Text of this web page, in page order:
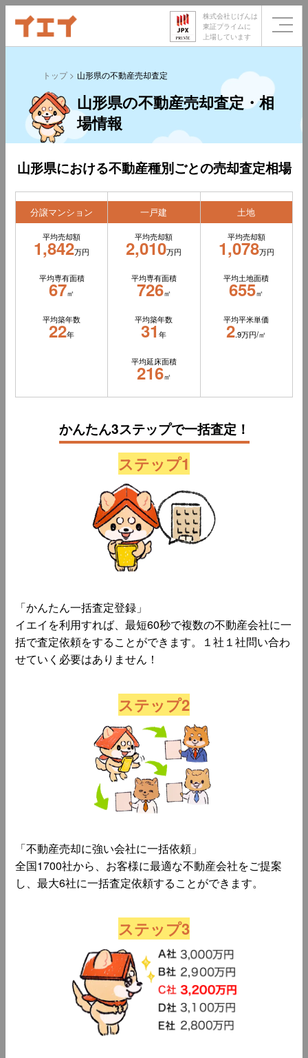
株式会社じげんは
東証プライムに
上場しています
トップ 山形県の不動産売却査定
山形県の不動産売却査定・相
場情報
山形県における不動産種別ごとの売却査定相場
分譲マンション
平均売却額
1,842万円
平均専有面積
67㎡
平均築年数
22年
一戸建
平均売却額
2,010万円
平均専有面積
726㎡
平均築年数
31年
平均延床面積
216㎡
土地
平均売却額
1,078万円
平均土地面積
655㎡
平均平米単価
2.9万円/㎡
かんたん3ステップで一括査定！
ステップ1
「かんたん一括査定登録」
イエイを利用すれば、最短60秒で複数の不動産会社に一
括で査定依頼をすることができます。１社１社問い合わ
せていく必要はありません！
ステップ2
「不動産売却に強い会社に一括依頼」
全国1700社から、お客様に最適な不動産会社をご提案
し、最大6社に一括査定依頼することができます。
ステップ3